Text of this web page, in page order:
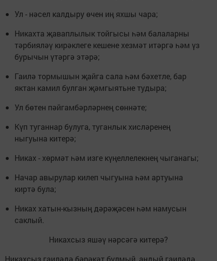
Ул - нәсел калдыру өчен иң яхшы чара;
Никахта җаваплылык тойгысы һәм балаларны
тәрбияләү кирәклеге кешене хезмәт итәргә һәм үз
бурычын үтәргә этәрә;
Гаилә тормышын җайга сала һәм бәхетле, бар
яктан камил булган җәмгыятьне тудыра;
Ул бөтен пәйгамбәрләрнең сөннәте;
Күп туганнар булуга, туганлык хисләренең
ныгуына китерә;
Никах - хөрмәт һәм изге күңеллелекнең чыганагы;
Начар авырулар килеп чыгуына һәм артуына
киртә була;
Никах хатын-кызның дәрәҗәсен һәм намусын
саклый.
Никахсыз яшәү нәрсәгә китерә?
Никахсыз гаиләдә бәрәкәт булмый, андый гаиләдә